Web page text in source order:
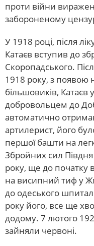
проти війни
забороненому
У 1918 році, після
Катаєв вступив до
Скоропадського.
1918 року, з появою
більшовиків, Катаєв
добровольцем до
автоматично
артилерист, його
першої башти на
Збройних сил
року, ще до початку
на висипний тиф у
до одеського
року його, все ще
додому. 7 лютого
зайняли червоні.